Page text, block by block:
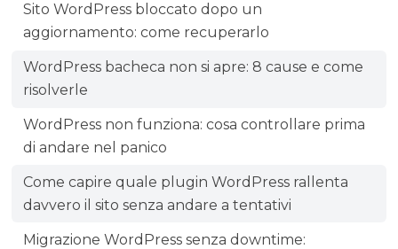
Sito WordPress bloccato dopo un
aggiornamento: come recuperarlo
WordPress bacheca non si apre: 8 cause e come
risolverle
WordPress non funziona: cosa controllare prima
di andare nel panico
Come capire quale plugin WordPress rallenta
davvero il sito senza andare a tentativi
Migrazione WordPress senza downtime: